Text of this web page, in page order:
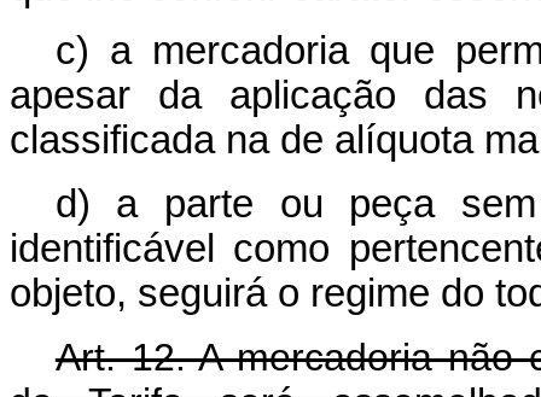
c) a mercadoria que
apesar da aplicação das
classificada na de alíquota
d) a parte ou peça
identificável como
objeto, seguirá o regime do
Art. 12. A mercadoria não